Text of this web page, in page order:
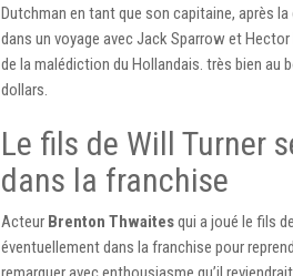
Dutchman en tant que son capitaine, après
dans un voyage avec Jack Sparrow et
de la malédiction du Hollandais. très bien au
dollars.
Le fils de Will Turner
dans la franchise
Acteur Brenton Thwaitesqui a joué le fils
éventuellement dans la franchise pour